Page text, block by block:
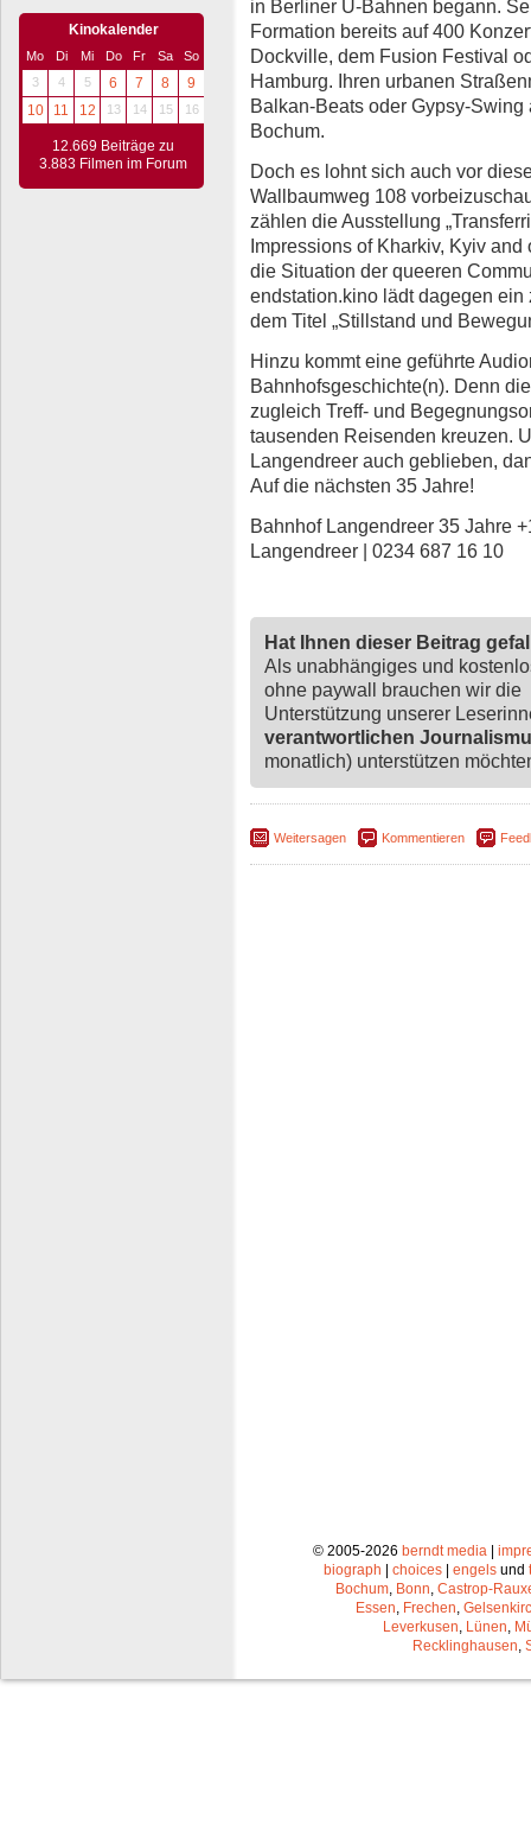
Kinokalender
Mo Di Mi Do Fr Sa
So
3
4 5 6 7 8
9
10
11 12 13 14 15 16
12.669 Beiträge zu
3.883 Filmen im Forum
in Berliner U-Bahnen begann.
Formation bereits auf 400
Dockville, dem Fusion Festival
Hamburg. Ihren urbanen
Balkan-Beats oder Gypsy-
Bochum.
Doch es lohnt sich auch vor
Wallbaumweg 108
zählen die Ausstellung
Impressions of Kharkiv, Kyiv
die Situation der queeren
endstation.kino lädt dagegen
dem Titel „Stillstand und
Hinzu kommt eine geführte
Bahnhofsgeschichte(n). Denn
zugleich Treff- und
tausenden Reisenden kreuzen.
Langendreer auch geblieben,
Auf die nächsten 35 Jahre!
Bahnhof Langendreer 35 Jahre
Langendreer | 0234 687 16 10
Hat Ihnen dieser Beitrag
Als unabhängiges und
ohne paywall brauchen wir die
Unterstützung unserer
verantwortlichen
monatlich) unterstützen
Weitersagen Kommentieren
© 2005-2026 berndt media|
biograph
choices engels und
Bochum, Bonn, Castrop-
Essen, Frechen,
Leverkusen, Lünen,
Recklinghausen,